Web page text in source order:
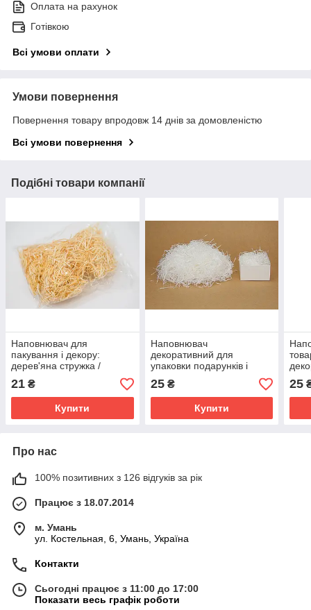
Оплата на рахунок
Готівкою
Всі умови оплати
Умови повернення
Повернення товару впродовж 14 днів за домовленістю
Всі умови повернення
Подібні товари компанії
Наповнювач для
пакування і декору:
дерев'яна стружка /
дерев'яна вовна/, фасовка
50 грам
21 ₴
Купити
Наповнювач
декоративний для
упаковки подарунків і
товарів : паперовий, білий
25 грам /упаковка/
25₴
Купити
25
Про нас
100% позитивних з 126 відгуків за рік
Працює з 18.07.2014
м. Умань
ул. Костельная, 6, Умань, Україна
Контакти
Сьогодні працює з 11:00 до 17:00
Показати весь графік роботи